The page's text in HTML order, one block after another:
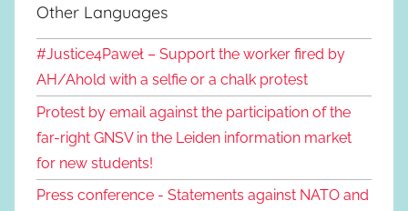
Other Languages
#Justice4Paweł – Support the worker fired by
AH/Ahold with a selfie or a chalk protest
Protest by email against the participation of the
far-right GNSV in the Leiden information market
for new students!
Press conference - Statements against NATO and